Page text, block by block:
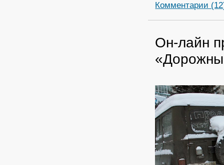
Комментарии
Он-лайн